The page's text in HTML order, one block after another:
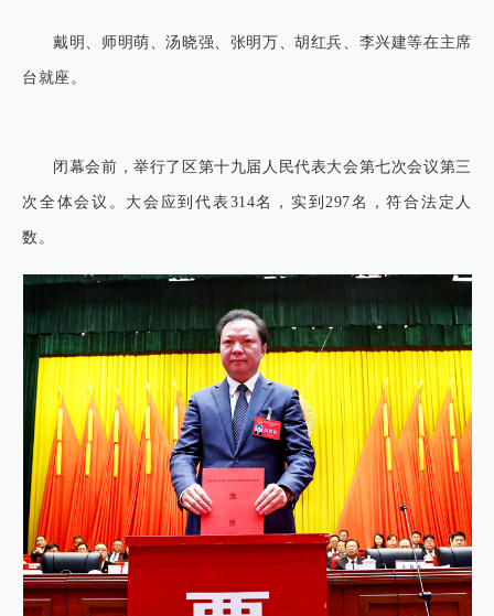
戴明、师明萌、汤晓强、张明万、胡红兵、李兴建等在主席
台就座。
闭幕会前，举行了区第十九届人民代表大会第七次会议第三
次全体会议。大会应到代表314名，实到297名，符合法定人
数。